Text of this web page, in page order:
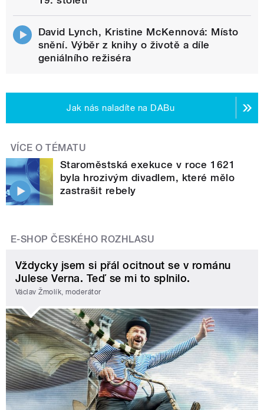
David Lynch, Kristine McKennová: Místo
snění. Výběr z knihy o životě a díle
geniálního režiséra
Jak nás naladíte na DABu
VÍCE O TÉMATU
Staroměstská exekuce v roce 1621
byla hrozivým divadlem, které mělo
zastrašit rebely
E-SHOP ČESKÉHO ROZHLASU
Vždycky jsem si přál ocitnout se v románu
Julese Verna. Teď se mi to splnilo.
Václav Žmolík, moderátor